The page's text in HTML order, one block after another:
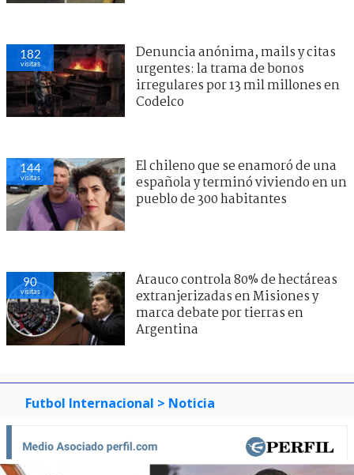
182
visitas
Denuncia anónima, mails y citas
urgentes: la trama de bonos
irregulares por 13 mil millones en
Codelco
143
visitas
El chileno que se enamoró de una
española y terminó viviendo en un
pueblo de 300 habitantes
90
visitas
Arauco controla 80% de hectáreas
extranjerizadas en Misiones y
marca debate por tierras en
Argentina
Futbol Internacional > Noticia